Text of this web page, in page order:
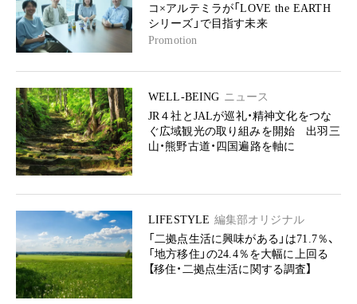
コ×アルテミラが「LOVE the EARTH
シリーズ」で目指す未来
Promotion
WELL-BEING ニュース
JR４社とJALが巡礼・精神文化をつな
ぐ広域観光の取り組みを開始 出羽三
山・熊野古道・四国遍路を軸に
LIFESTYLE 編集部オリジナル
「二拠点生活に興味がある」は71.7％、
「地方移住」の24.4％を大幅に上回る
【移住・二拠点生活に関する調査】